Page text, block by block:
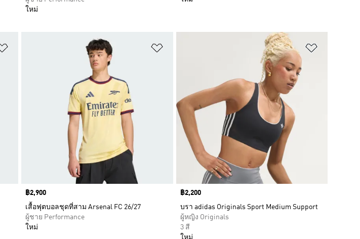
ใหม่
เพิ่มไปยังรายการสินค้าโปรด
Price
฿2,900
เสื้อฟุตบอลชุดที่สาม Arsenal FC 26/27
ผู้ชาย Performance
ใหม่
Price
฿2,200
บรา adidas Originals Sport Medium Support
ผู้หญิง Originals
3 สี
ใหม่